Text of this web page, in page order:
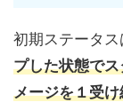
初期ステータス
プした状態で
メージを１受